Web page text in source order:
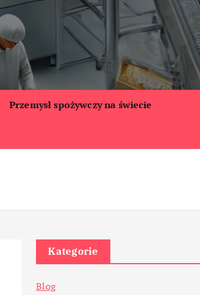
Przemysł spożywczy na świecie
Kategorie
Blog